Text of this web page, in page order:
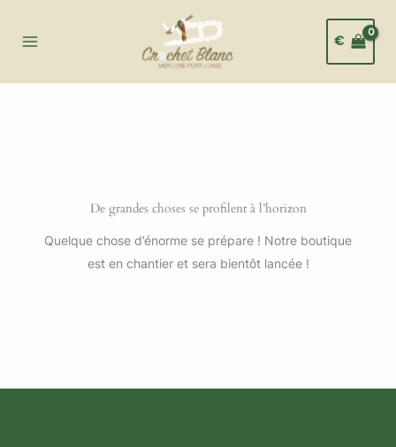
€
De grandes choses se profilent à l’horizon
Quelque chose d’énorme se prépare ! Notre boutique
est en chantier et sera bientôt lancée !